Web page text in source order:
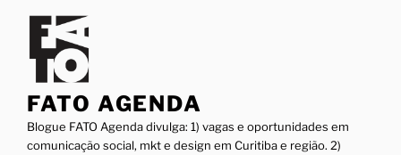
conteúdo
FATO AGENDA
Blogue FATO Agenda divulga: 1) vagas e oportunidades em
comunicação social, mkt e design em Curitiba e região. 2)